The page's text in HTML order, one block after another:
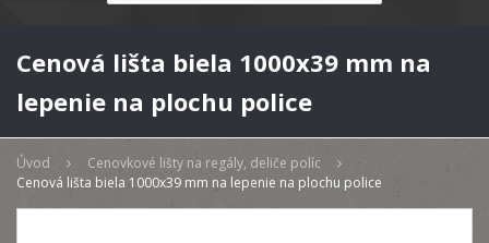
Cenová lišta biela 1000x39 mm na
lepenie na plochu police
Úvod
Cenovkové lišty na regály, deliče políc
Cenová lišta biela 1000x39 mm na lepenie na plochu police